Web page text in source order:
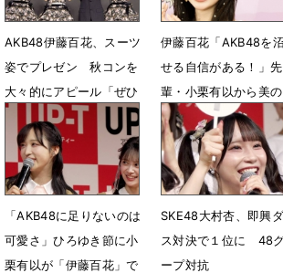
AKB48伊藤百花、スーツ
姿でプレゼン 秋コンを
大々的にアピール「ぜひ
注目して頂けたら！」
6月6日 08時10分
伊藤百花「AKB48を
せる自信がある！」先
輩・小栗有以から美
ドバイスも
5月6日 05時52分
「AKB48に足りないのは
可愛さ」ひろゆき節に小
栗有以が「伊藤百花」で
SKE48大村杏、即興
ス対決で１位に 48
ープ対抗